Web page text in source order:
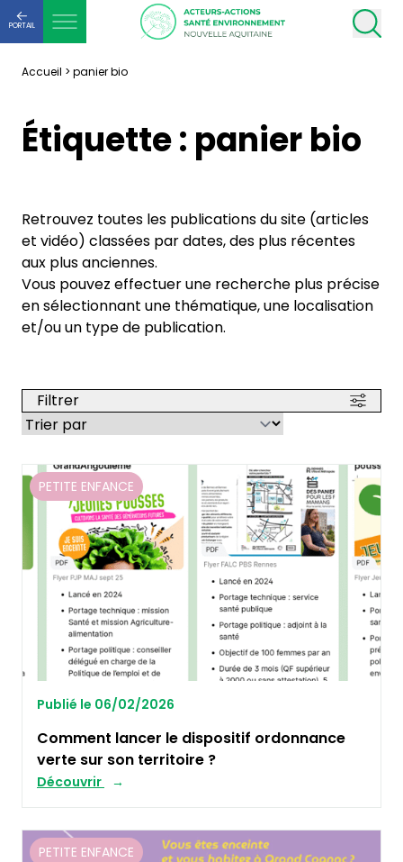
PORTAIL
Accueil > panier bio
Étiquette : panier bio
Retrouvez toutes les publications du site (articles
et vidéo) classées par dates, des plus récentes
aux plus anciennes.
Vous pouvez effectuer une recherche plus précise
en sélectionnant une thématique, une localisation
et/ou un type de publication.
Filtrer
PETITE ENFANCE
Publié le 06/02/2026
Comment lancer le dispositif ordonnance
verte sur son territoire ?
Découvrir
PETITE ENFANCE